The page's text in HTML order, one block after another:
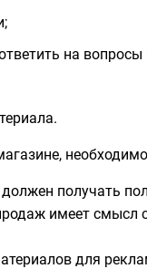
на вопросы
получать
имеет
для